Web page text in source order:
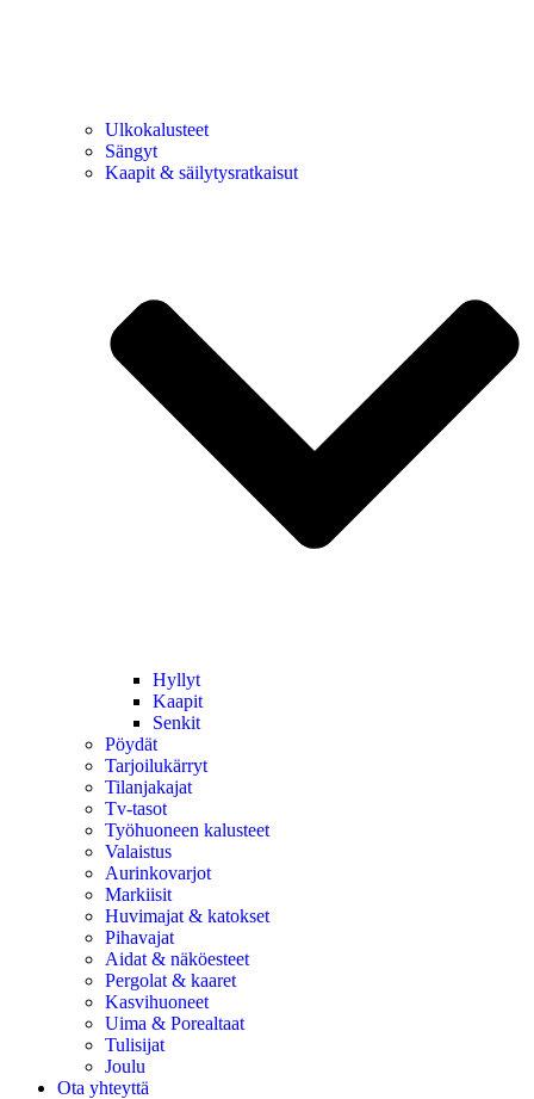
Ulkokalusteet
Sängyt
Kaapit & säilytysratkaisut
Hyllyt
Kaapit
Senkit
Pöydät
Tarjoilukärryt
Tilanjakajat
Tv-tasot
Työhuoneen kalusteet
Valaistus
Aurinkovarjot
Markiisit
Huvimajat & katokset
Pihavajat
Aidat & näköesteet
Pergolat & kaaret
Kasvihuoneet
Uima & Porealtaat
Tulisijat
Joulu
Ota yhteyttä